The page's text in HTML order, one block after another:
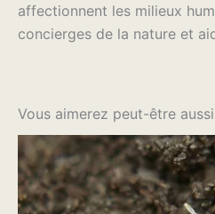
affectionnent les milieux
concierges de la nature et
Vous aimerez peut-être